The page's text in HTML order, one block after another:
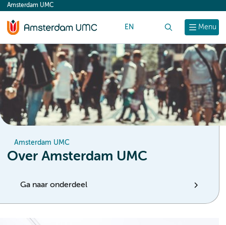
content
Menu
Amsterdam UMC
EN
Amsterdam UMC
Over Amsterdam UMC
Ga naar onderdeel